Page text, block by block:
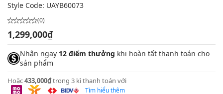
Style Code: UAYB60073
(0)
1,299,000₫
Nhận ngay 12 điểm thưởng khi hoàn tất thanh toán cho
sản phẩm
Hoặc433,000₫trong 3 kì thanh toán với
Tìm hiểu thêm